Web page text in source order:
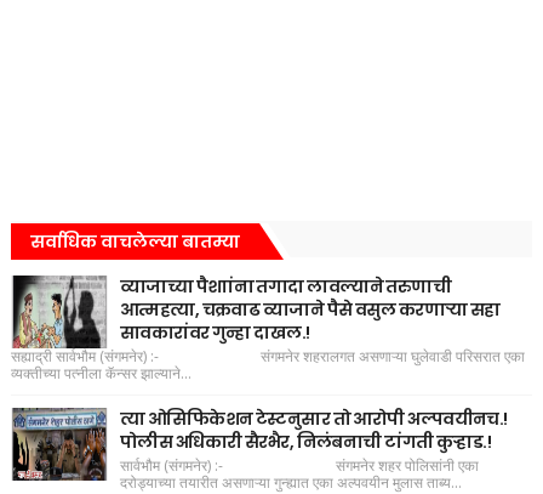
सर्वाधिक वाचलेल्या बातम्या
व्याजाच्या पैशाांना तगादा लावल्याने तरुणाची
आत्महत्या, चक्रवाढ व्याजाने पैसे वसुल करणाऱ्या सहा
सावकारांवर गुन्हा दाखल.!
सह्याद्री सार्वभौम (संगमनेर) :- संगमनेर शहरालगत असणाऱ्या घुलेवाडी परिसरात एका
व्यक्तीच्या पत्नीला कॅन्सर झाल्याने...
त्या ओसिफिकेशन टेस्टनुसार तो आरोपी अल्पवयीनच.!
पोलीस अधिकारी सैरभैर, निलंबनाची टांगती कुऱ्हाड.!
सार्वभौम (संगमनेर) :- संगमनेर शहर पोलिसांनी एका
दरोड्याच्या तयारीत असणाऱ्या गुन्ह्यात एका अल्पवयीन मुलास ताब्य...